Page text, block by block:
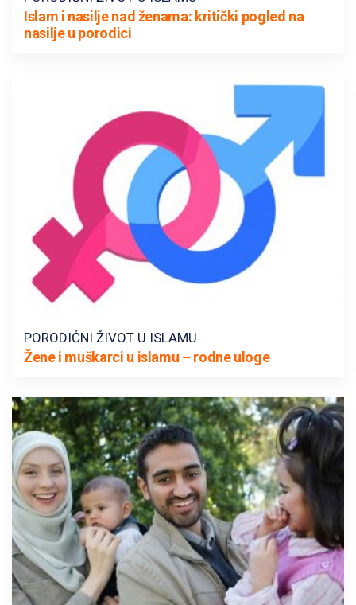
Islam i nasilje nad ženama: kritički pogled na
nasilje u porodici
PORODIČNI ŽIVOT U ISLAMU
Žene i muškarci u islamu – rodne uloge